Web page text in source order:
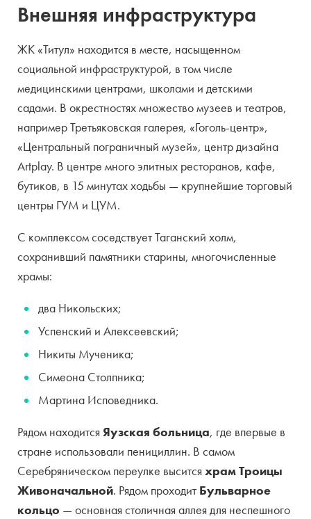
Внешняя инфраструктура
ЖК «Титул» находится в месте, насыщенном
социальной инфраструктурой, в том числе
медицинскими центрами, школами и детскими
садами. В окрестностях множество музеев и театров,
например Третьяковская галерея, «Гоголь-центр»,
«Центральный пограничный музей», центр дизайна
Artplay. В центре много элитных ресторанов, кафе,
бутиков, в 15 минутах ходьбы — крупнейшие торговый
центры ГУМ и ЦУМ.
С комплексом соседствует Таганский холм,
сохранивший памятники старины, многочисленные
храмы:
два Никольских;
Успенский и Алексеевский;
Никиты Мученика;
Симеона Столпника;
Мартина Исповедника.
Рядом находитсяЯузская больница, где впервые в
стране использовали пенициллин. В самом
Серебряническом переулке выситсяхрам Троицы
Живоначальной. Рядом проходитБульварное
кольцо — основная столичная аллея для неспешного